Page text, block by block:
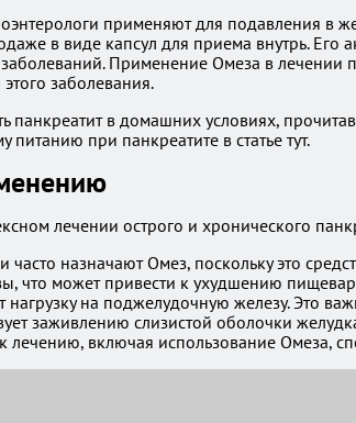
применяют для подавления
в виде капсул для приема внутрь.
Применение Омеза в лечении
заболевания.
панкреатит в домашних условиях,
питанию при панкреатите в статье тут.
лечении острого и хронического
часто назначают Омез, поскольку это
что может привести к ухудшению
нагрузку на поджелудочную железу. Это
заживлению слизистой оболочки
включая использование Омеза,